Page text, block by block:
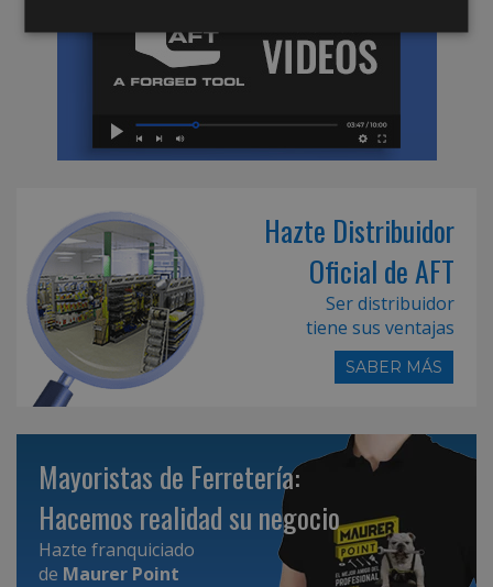
Hazte Distribuidor
Oficial de AFT
Ser distribuidor
tiene sus ventajas
SABER MÁS
Mayoristas de Ferretería:
Hacemos realidad su negocio
Hazte franquiciado
de Maurer Point